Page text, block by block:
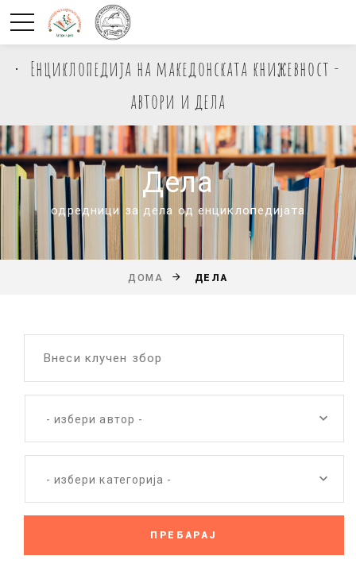
Енциклопедија на македонската книжевност -
автори и дела
Дела
одредници за дела од енциклопедијата
ДОМА ДЕЛА
Внеси клучен збор
- избери автор -
- избери категорија -